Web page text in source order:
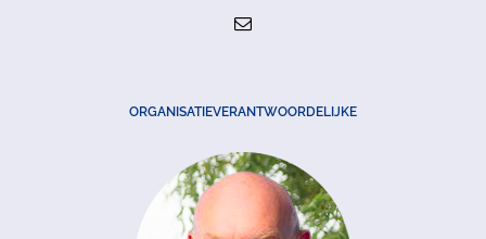
ORGANISATIEVERANTWOORDELIJKE